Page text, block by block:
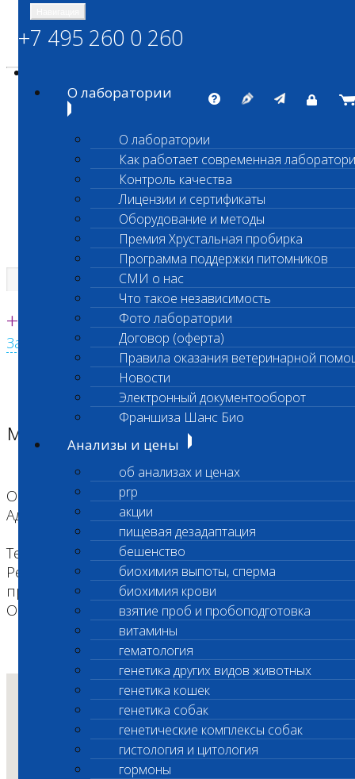
ШАНС БИО
Независимая ветеринарная лаборатория
Единая круглосуточная справочная
+7 495 260 0 260
Заказать звонок с сайта
+7 495 260 0 260
О лаборатории
О лаборатории
Как работает современная
Контроль качества
Лицензии и сертификаты
Оборудование и методы
Премия Хрустальная пробирка
Программа поддержки питомников
СМИ о нас
Что такое независимость
Фото лаборатории
Договор (оферта)
Правила оказания ветеринарной
Новости
Электронный документооборот
Франшиза Шанс Био
Анализы и цены
об анализах и ценах
prp
акции
пищевая дезадаптация
бешенство
биохимия выпоты, сперма
биохимия крови
взятие проб и пробоподготовка
витамины
гематология
генетика других видов животных
генетика кошек
генетика собак
генетические комплексы собак
гистология и цитология
гормоны
Главная страница
Адреса лабораторий
Адреса лабораторий
м. "Владыкино", "Окружная"
Область деятельности: Экспресс исследования
Адрес: ул. Гостиничная, дом 10, корп 5
Телефон: +7 (495) 260-0-260
Режим работы: с 10:00 до 22:00. Забор материала,
прием и регистрация с 10:00 до 21:00
Оплата VISA/MASTERCARD: Да